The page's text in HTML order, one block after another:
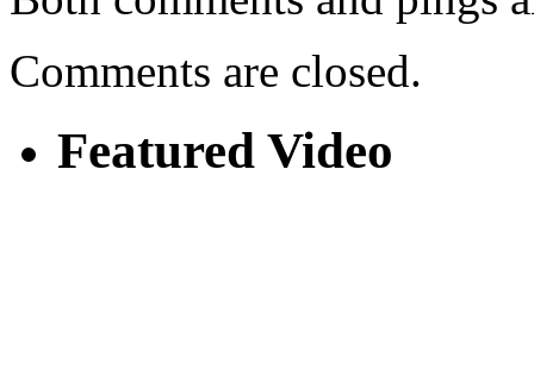
Comments are closed.
Featured Video